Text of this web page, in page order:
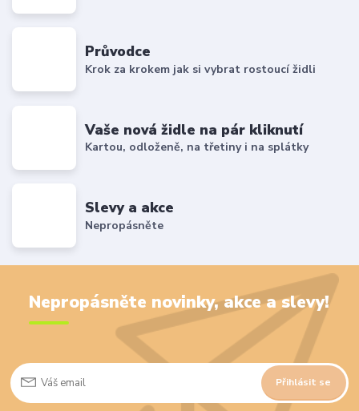
Průvodce
Krok za krokem jak si vybrat rostoucí židli
Vaše nová židle na pár kliknutí
Kartou, odloženě, na třetiny i na splátky
Slevy a akce
Nepropásněte
Nepropásněte novinky, akce a slevy!
Přihlásit se